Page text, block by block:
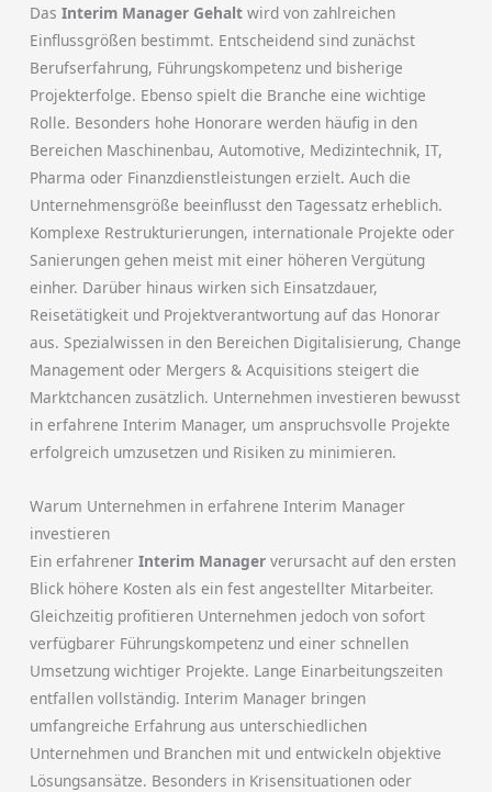
DasInterim Manager Gehalt wird von zahlreichen
Einflussgrößen bestimmt. Entscheidend sind zunächst
Berufserfahrung, Führungskompetenz und bisherige
Projekterfolge. Ebenso spielt die Branche eine wichtige
Rolle. Besonders hohe Honorare werden häufig in den
Bereichen Maschinenbau, Automotive, Medizintechnik, IT,
Pharma oder Finanzdienstleistungen erzielt. Auch die
Unternehmensgröße beeinflusst den Tagessatz erheblich.
Komplexe Restrukturierungen, internationale Projekte oder
Sanierungen gehen meist mit einer höheren Vergütung
einher. Darüber hinaus wirken sich Einsatzdauer,
Reisetätigkeit und Projektverantwortung auf das Honorar
aus. Spezialwissen in den Bereichen Digitalisierung, Change
Management oder Mergers & Acquisitions steigert die
Marktchancen zusätzlich. Unternehmen investieren bewusst
in erfahrene Interim Manager, um anspruchsvolle Projekte
erfolgreich umzusetzen und Risiken zu minimieren.
Warum Unternehmen in erfahrene Interim Manager
investieren
Ein erfahrenerInterim Manager verursacht auf den ersten
Blick höhere Kosten als ein fest angestellter Mitarbeiter.
Gleichzeitig profitieren Unternehmen jedoch von sofort
verfügbarer Führungskompetenz und einer schnellen
Umsetzung wichtiger Projekte. Lange Einarbeitungszeiten
entfallen vollständig. Interim Manager bringen
umfangreiche Erfahrung aus unterschiedlichen
Unternehmen und Branchen mit und entwickeln objektive
Lösungsansätze. Besonders in Krisensituationen oder